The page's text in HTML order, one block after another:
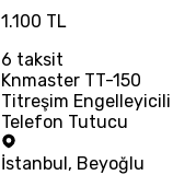
1.100 TL
6 taksit
Knmaster TT-150
Titreşim Engelleyicili
Telefon Tutucu
İstanbul, Beyoğlu